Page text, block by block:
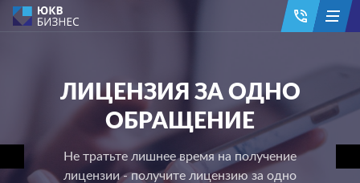
ЛИЦЕНЗИЯ ЗА ОДНО
ОБРАЩЕНИЕ
Не тратьте лишнее время на получение
лицензии - получите лицензию за одно